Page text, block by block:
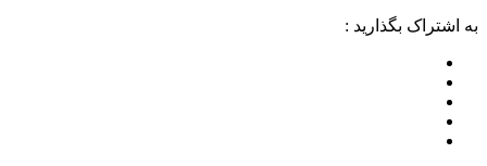
به اشتراک بگذارید :